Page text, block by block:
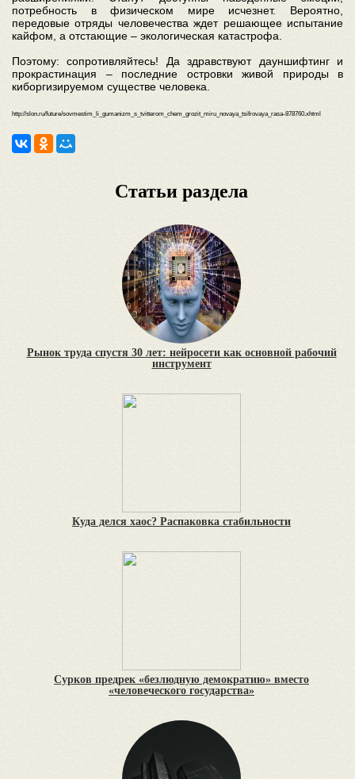
потребность в физическом мире исчезнет. Вероятно,
передовые отряды человечества ждет решающее испытание
кайфом, а отстающие – экологическая катастрофа.
Поэтому: сопротивляйтесь! Да здравствуют дауншифтинг и
прокрастинация – последние островки живой природы в
киборгизируемом существе человека.
http://slon.ru/future/sovmestim_li_gumanizm_s_tvitterom_chem_grozit_miru_novaya_tsifrovaya_rasa-878760.xhtml
Статьи раздела
Рынок труда спустя 30 лет: нейросети как основной рабочий
инструмент
Куда делся хаос? Распаковка стабильности
Сурков предрек «безлюдную демократию» вместо
«человеческого государства»